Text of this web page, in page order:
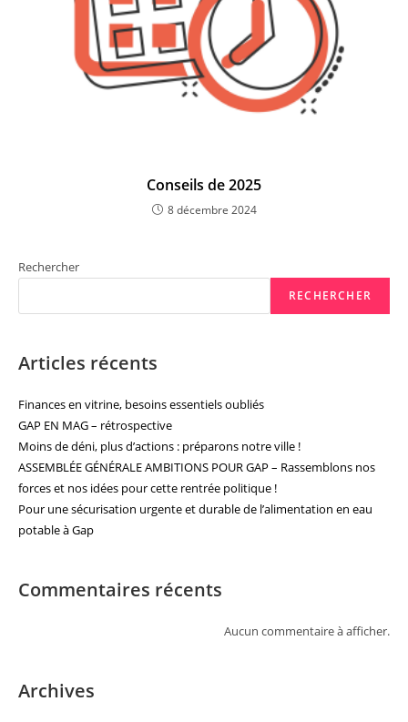
Conseils de 2025
8 décembre 2024
Rechercher
RECHERCHER
Articles récents
Finances en vitrine, besoins essentiels oubliés
GAP EN MAG – rétrospective
Moins de déni, plus d’actions : préparons notre ville !
ASSEMBLÉE GÉNÉRALE AMBITIONS POUR GAP – Rassemblons nos
forces et nos idées pour cette rentrée politique !
Pour une sécurisation urgente et durable de l’alimentation en eau
potable à Gap
Commentaires récents
Aucun commentaire à afficher.
Archives